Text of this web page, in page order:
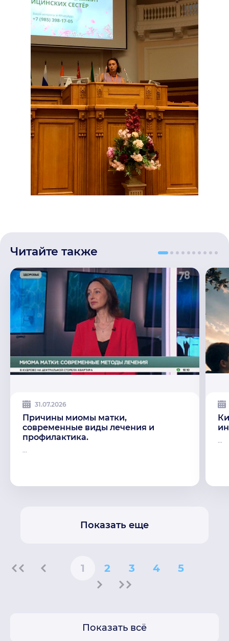
Читайте также
31.07.2026
Причины миомы матки,
современные виды лечения и
профилактика.
Показать еще
1 2 3 4 5
Показать всё